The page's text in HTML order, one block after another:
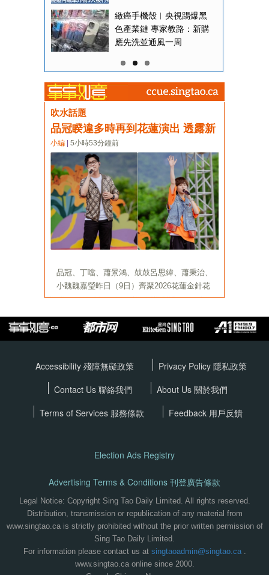
Accessibility 殘障無礙政策 Privacy Policy 隱私政策
Contact Us 聯絡我們
About Us 關於我們
Terms of Services 服務條款 Feedback 用戶反饋
Election Ads Registry
Advertising Terms & Conditions 刊登廣告條款
Legal Notice: Copyright Sing Tao Daily Limited. All rights reserved.
Distribution, transmission or republication of any material from
www.singtao.ca is strictly prohibited without the prior written permission of
Sing Tao Daily Limited.
For information please contact us at singtaoadmin@singtao.ca.
www.singtao.ca online since 2000.